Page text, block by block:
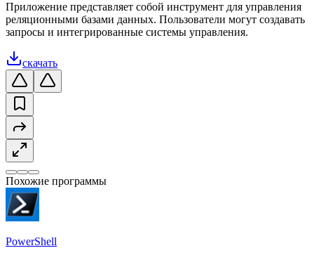
Приложение представляет собой инструмент для управления
реляционными базами данных. Пользователи могут создавать
запросы и интегрированные системы управления.
скачать
Похожие программы
PowerShell